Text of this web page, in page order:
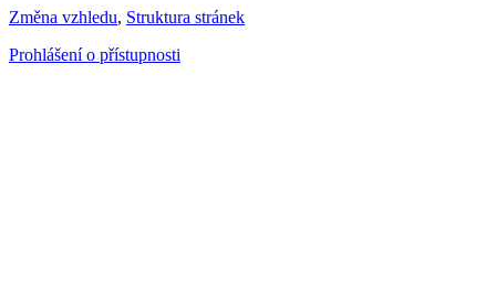
Změna vzhledu, Struktura stránek
Prohlášení o přístupnosti